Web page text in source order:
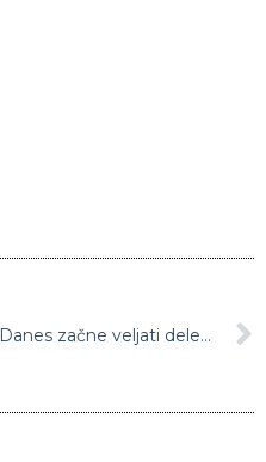
Danes začne veljati delegirani akt za dodelitev omejene izjeme Hrvaški pri uporabi imena teran